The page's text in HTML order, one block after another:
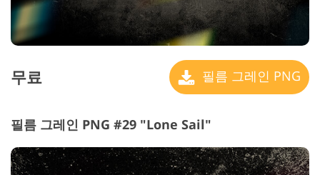
무료 필름 그레인 PNG
필름 그레인 PNG #29 "Lone Sail"